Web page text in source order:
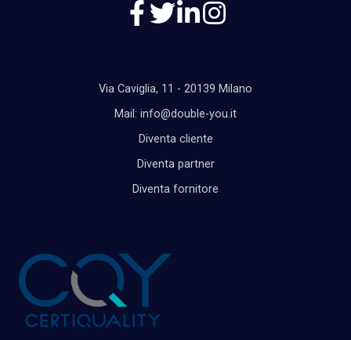
Via Caviglia, 11 - 20139 Milano
Mail: info@double-you.it
Diventa cliente
Diventa partner
Diventa fornitore